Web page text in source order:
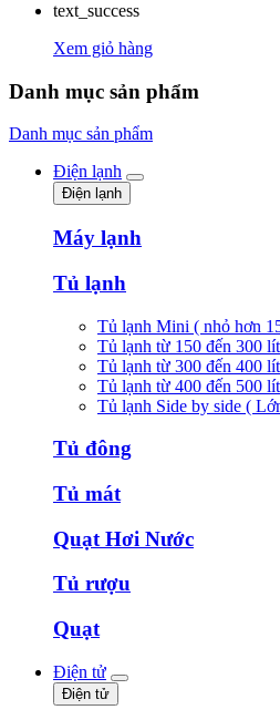
text_success
Xem giỏ hàng
Danh mục sản phẩm
Danh mục sản phẩm
Điện lạnh
Điện lạnh
Máy lạnh
Tủ lạnh
Tủ lạnh Mini ( nhỏ hơn
Tủ lạnh từ 150 đến 300 lít
Tủ lạnh từ 300 đến 400 lít
Tủ lạnh từ 400 đến 500 lít
Tủ lạnh Side by side (
Tủ đông
Tủ mát
Quạt Hơi Nước
Tủ rượu
Quạt
Điện tử
Điện tử